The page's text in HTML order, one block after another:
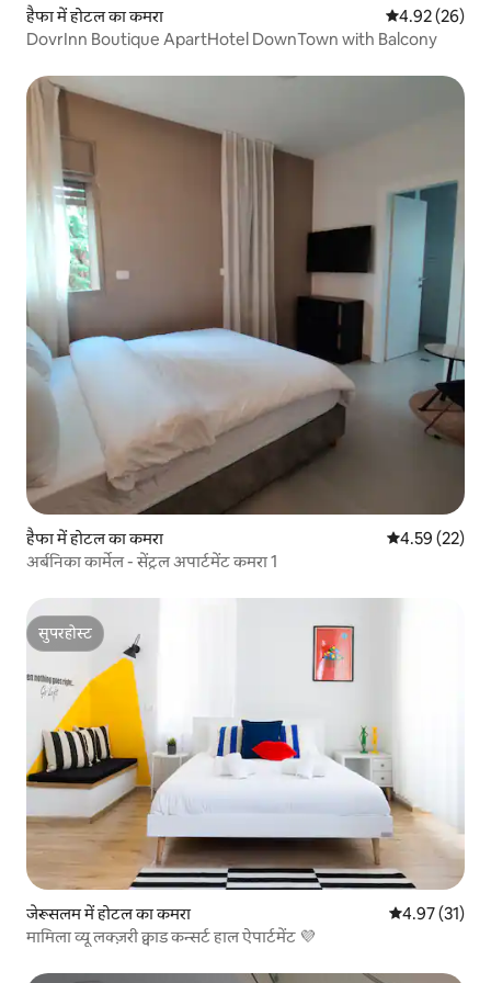
हैफा में होटल का कमरा औसत रेटिंग 5 में
4.92 (26)
DovrInn Boutique ApartHotel DownTown with Balcony
हैफा में होटल का कमरा औसत रेटिंग 5 में
4.59 (22)
अर्बनिका कार्मेल - सेंट्रल अपार्टमेंट कमरा 1
सुपरहोस्ट
सुपरहोस्ट
जेरूसलम में होटल का कमरा औसत रेटिंग 5 में
4.97 (31)
मामिला व्यू लक्ज़री क्वाड कन्‍सर्ट हाल ऐपार्टमेंट 💜